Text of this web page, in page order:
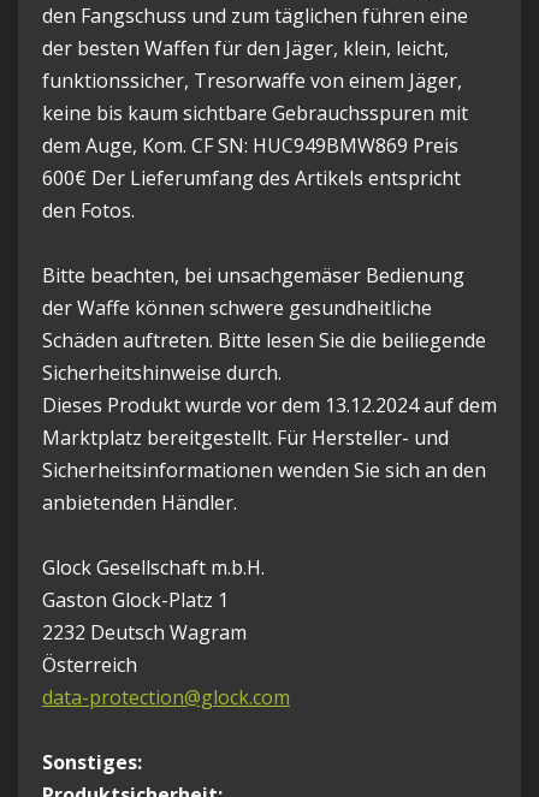
den Fangschuss und zum täglichen führen eine
der besten Waffen für den Jäger, klein, leicht,
funktionssicher, Tresorwaffe von einem Jäger,
keine bis kaum sichtbare Gebrauchsspuren mit
dem Auge, Kom. CF SN: HUC949BMW869 Preis
600€ Der Lieferumfang des Artikels entspricht
den Fotos.
Bitte beachten, bei unsachgemäser Bedienung
der Waffe können schwere gesundheitliche
Schäden auftreten. Bitte lesen Sie die beiliegende
Sicherheitshinweise durch.
Dieses Produkt wurde vor dem 13.12.2024 auf dem
Marktplatz bereitgestellt. Für Hersteller- und
Sicherheitsinformationen wenden Sie sich an den
anbietenden Händler.
Glock Gesellschaft m.b.H.
Gaston Glock-Platz 1
2232 Deutsch Wagram
Österreich
data-protection@glock.com
Sonstiges: